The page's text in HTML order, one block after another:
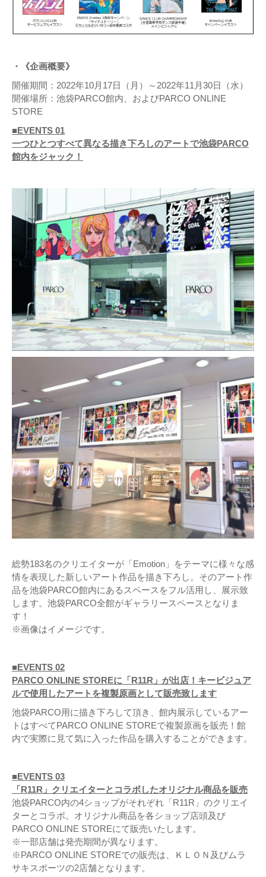
・《企画概要》
開催期間：2022年10月17日（月）～2022年11月30日（水）
開催場所：池袋PARCO館内、およびPARCO ONLINE
STORE
■EVENTS 01
一つひとつすべて異なる描き下ろしのアートで池袋PARCO
館内をジャック！
総勢183名のクリエイターが「Emotion」をテーマに様々な感
情を表現した新しいアート作品を描き下ろし。そのアート作
品を池袋PARCO館内にあるスペースをフル活用し、展示致
します。池袋PARCO全館がギャラリースペースとなりま
す！
※画像はイメージです。
■EVENTS 02
PARCO ONLINE STOREに「R11R」が出店！キービジュア
ルで使用したアートを複製原画として販売致します
池袋PARCO用に描き下ろして頂き、館内展示しているアー
トはすべてPARCO ONLINE STOREで複製原画を販売！館
内で実際に見て気に入った作品を購入することができます。
■EVENTS 03
「R11R」クリエイターとコラボしたオリジナル商品を販売
池袋PARCO内の4ショップがそれぞれ「R11R」のクリエイ
ターとコラボ。オリジナル商品を各ショップ店頭及び
PARCO ONLINE STOREにて販売いたします。
※一部店舗は発売期間が異なります。
※PARCO ONLINE STOREでの販売は、ＫＬＯＮ及びムラ
サキスポーツの2店舗となります。